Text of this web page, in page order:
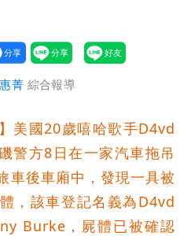
菁 綜合報導
美國20歲嘻哈歌手D4vd
警方8日在一家汽車拖吊
車後車廂中，發現一具被
，該車登記名義為D4vd
Burke，屍體已被確認